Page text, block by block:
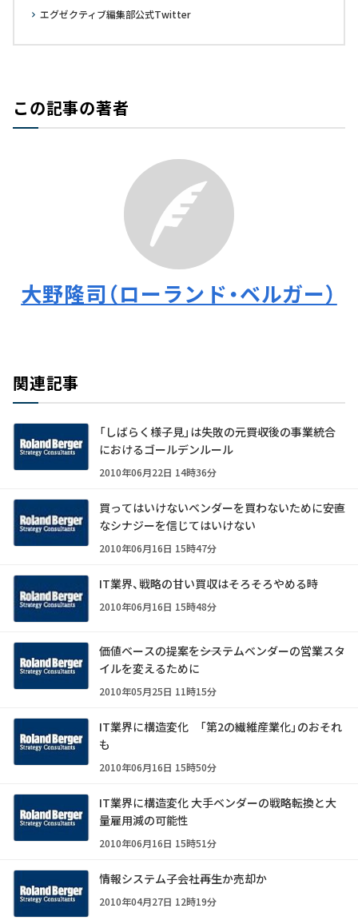
エグゼクティブ編集部公式Twitter
この記事の著者
大野隆司（ローランド・ベルガー）
関連記事
「しばらく様子見」は失敗の元――買収後の事業統合
におけるゴールデンルール
2010年06月22日 14時36分
買ってはいけないベンダーを買わないために――安直
なシナジーを信じてはいけない
2010年06月16日 15時47分
IT業界、戦略の甘い買収はそろそろやめる時
2010年06月16日 15時48分
価値ベースの提案を――システムベンダーの営業スタ
イルを変えるために
2010年05月25日 11時15分
IT業界に構造変化 「第2の繊維産業化」のおそれ
も
2010年06月16日 15時50分
IT業界に構造変化 大手ベンダーの戦略転換と大
量雇用減の可能性
2010年06月16日 15時51分
情報システム子会社――再生か売却か
2010年04月27日 12時19分